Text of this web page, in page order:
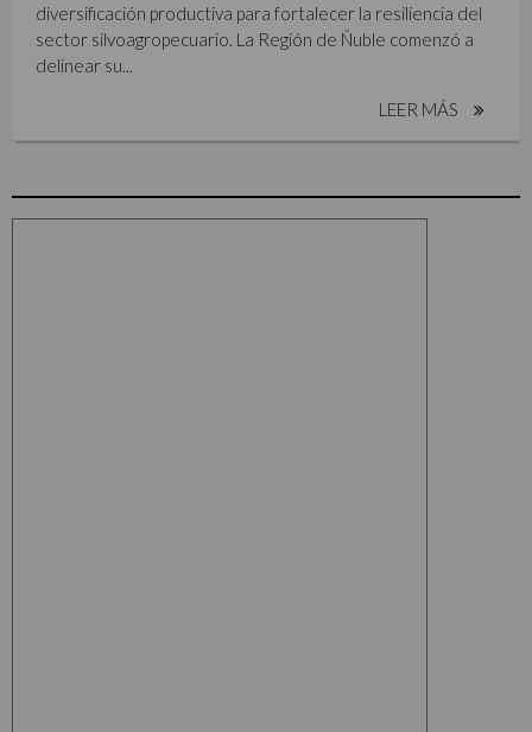
diversificación productiva para fortalecer la resiliencia del
sector silvoagropecuario. La Región de Ñuble comenzó a
delinear su...
LEER MÁS